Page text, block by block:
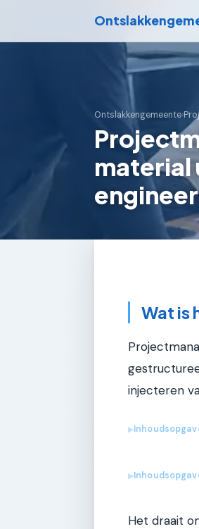
Ontslakkengemeente›
material
Wat is
injecteren
▶
▶
Het draait